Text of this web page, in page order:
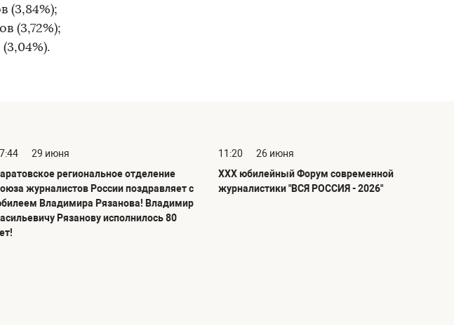
(3,84%);
(3,72%);
29 июня
региональное отделение
журналистов России поздравляет с
Владимира Рязанова! Владимир
Рязанову исполнилось 80
11:20
26 июня
ХХХ юбилейный Форум современной
журналистики "ВСЯ РОССИЯ - 2026"